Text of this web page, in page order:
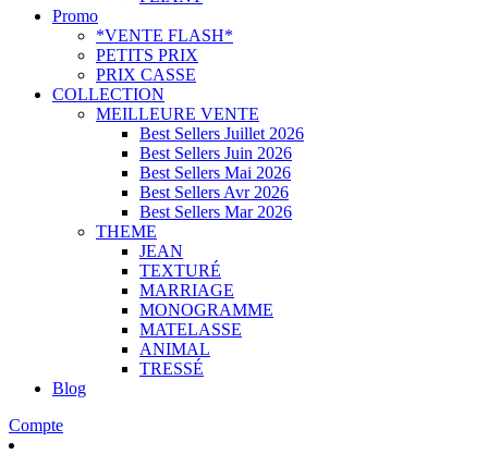
Promo
*VENTE FLASH*
PETITS PRIX
PRIX CASSE
COLLECTION
MEILLEURE VENTE
Best Sellers Juillet 2026
Best Sellers Juin 2026
Best Sellers Mai 2026
Best Sellers Avr 2026
Best Sellers Mar 2026
THEME
JEAN
TEXTURÉ
MARRIAGE
MONOGRAMME
MATELASSE
ANIMAL
TRESSÉ
Blog
Compte